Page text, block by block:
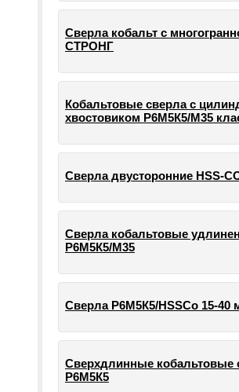
Сверла кобальт с
СТРОНГ
Кобальтовые сверла с
хвостовиком Р6М5К5/М35
Сверла двусторонние HSS-
Сверла кобальтовые
Р6М5К5/М35
Сверла Р6М5К5/HSSCo 15-40
Сверхдлинные кобальтовые
Р6М5К5